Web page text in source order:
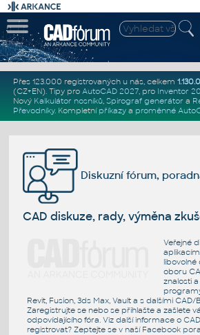
Přes 123.000 registrovaných u nás, celkem
(CZ+EN). Tipy pro AutoCAD 2027, pro Inventor
Nový Kalkulátor nosníků, Spirograf generátor a
Převodníky. Kompletní příkazya proměnné
Diskuzní fórum,
CAD diskuze, rady, výměna
Veřejné
libovolné
oboru
znalosti
Revit, Fusion, 3ds Max, Vault a s dalšími
Zaregistrujte se nebo se přihlašte a zašlete
odpovídajícího fóra. Viz další informace o
registrovat? Zeptejte se v naší Facebook